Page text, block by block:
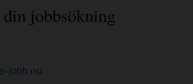
jobbsökning
jobb nu